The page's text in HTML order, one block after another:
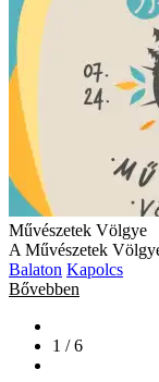
Művészetek Völgye
A Művészetek
Balaton Kapolcs
Bővebben
1 / 6